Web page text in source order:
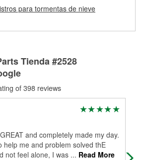
el Programa de Préstamo de
o discos para determinar si pueden
Si tus tambores o discos no
correctas para tu reparación.
para tormentas de nieve
Tienda #2528
of 398 reviews
and completely made my day.
help me and problem solved thE
not feel alone, I was ... Read More